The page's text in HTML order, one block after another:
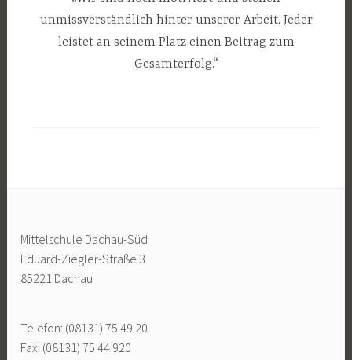
unmissverständlich hinter unserer Arbeit. Jeder
leistet an seinem Platz einen Beitrag zum
Gesamterfolg.“
Mittelschule Dachau-Süd
Eduard-Ziegler-Straße 3
85221 Dachau
Telefon: (08131) 75 49 20
Fax: (08131) 75 44 920